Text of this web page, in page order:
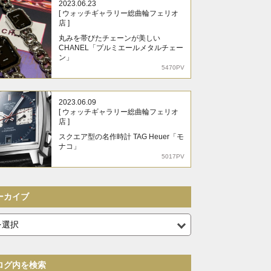
2023.06.23
[ ウォッチギャラリー総曲輪フェリオ
店 ]
丸みを帯びたチェーンが美しい
CHANEL「プルミエールメタルチェー
ン」
5470PV
2023.06.09
[ ウォッチギャラリー総曲輪フェリオ
店 ]
スクエア型の名作時計 TAG Heuer「モ
ナコ」
5017PV
カイブ
グ内を検索